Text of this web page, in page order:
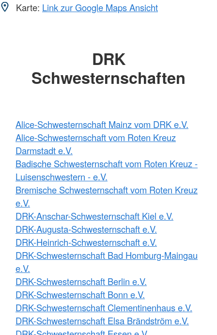
Karte: Link zur Google Maps Ansicht
DRK
Schwesternschaften
Alice-Schwesternschaft Mainz vom DRK e.V.
Alice-Schwesternschaft vom Roten Kreuz
Darmstadt e.V.
Badische Schwesternschaft vom Roten Kreuz -
Luisenschwestern - e.V.
Bremische Schwesternschaft vom Roten Kreuz
e.V.
DRK-Anschar-Schwesternschaft Kiel e.V.
DRK-Augusta-Schwesternschaft e.V.
DRK-Heinrich-Schwesternschaft e.V.
DRK-Schwesternschaft Bad Homburg-Maingau
e.V.
DRK-Schwesternschaft Berlin e.V.
DRK-Schwesternschaft Bonn e.V.
DRK-Schwesternschaft Clementinenhaus e.V.
DRK-Schwesternschaft Elsa Brändström e.V.